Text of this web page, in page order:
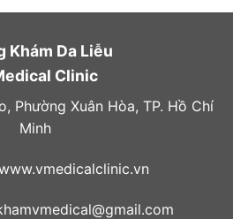
Khám Da Liễu
Clinic
Phường Xuân Hòa, TP. Hồ Chí
Minh